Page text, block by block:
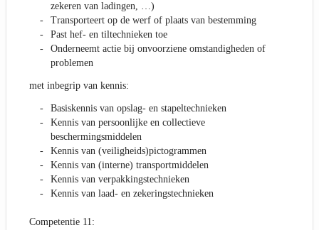
zekeren van ladingen, …)
Transporteert op de werf of plaats van bestemming
Past hef- en tiltechnieken toe
Onderneemt actie bij onvoorziene omstandigheden of
problemen
met inbegrip van kennis:
Basiskennis van opslag- en stapeltechnieken
Kennis van persoonlijke en collectieve
beschermingsmiddelen
Kennis van (veiligheids)pictogrammen
Kennis van (interne) transportmiddelen
Kennis van verpakkingstechnieken
Kennis van laad- en zekeringstechnieken
Competentie 11: